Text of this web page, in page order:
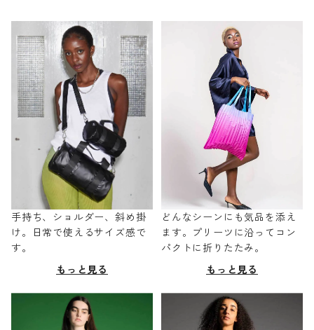
手持ち、ショルダー、斜め掛
け。日常で使えるサイズ感で
す。
もっと見る
どんなシーンにも気品を添え
ます。プリーツに沿ってコン
パクトに折りたたみ。
もっと見る